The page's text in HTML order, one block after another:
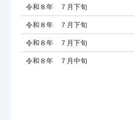
令和８年 ７月下旬
令和８年 ７月下旬
令和８年 ７月下旬
令和８年 ７月中旬